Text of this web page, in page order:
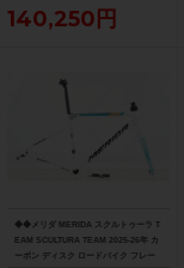
140,250円
◆◆メリダ MERIDA スクルトゥーラ T
EAM SCULTURA TEAM 2025-26年 カ
ーボン ディスク ロードバイク フレー